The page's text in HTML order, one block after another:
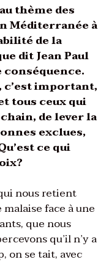
thème des
Méditerranée à
de la
dit Jean Paul
conséquence.
c’est important,
tous ceux qui
de lever la
exclues,
ce qui
nous retient
face à une
que nous
qu’il n’y a
on se tait, avec